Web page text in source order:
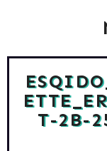
ZUMBA
BLOG ARCHIV
T-2B-